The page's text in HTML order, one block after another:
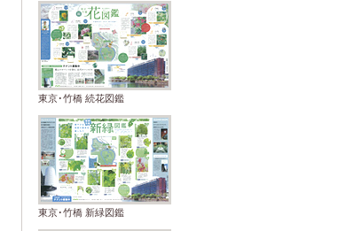
東京･竹橋 続花図鑑
東京･竹橋 新緑図鑑